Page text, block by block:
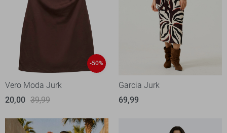
-50%
Vero Moda Jurk
20,00 39,99
Garcia Jurk
69,99